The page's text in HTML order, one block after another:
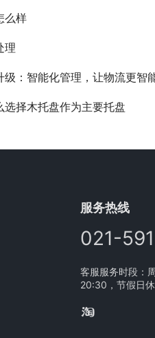
么样
理
级：智能化管理，让物流更智
择木托盘作为主要托盘
服务热线
021-
客服服务时段：
20:30，节假日